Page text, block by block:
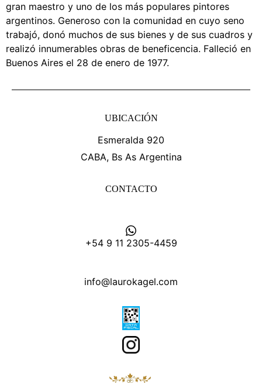
gran maestro y uno de los más populares pintores
argentinos. Generoso con la comunidad en cuyo seno
trabajó, donó muchos de sus bienes y de sus cuadros y
realizó innumerables obras de beneficencia. Falleció en
Buenos Aires el 28 de enero de 1977.
UBICACIÓN
Esmeralda 920
CABA, Bs As Argentina
CONTACTO
+54 9 11 2305-4459
info@laurokagel.com